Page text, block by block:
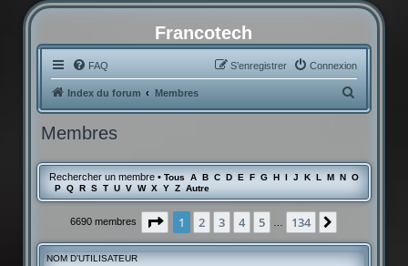
Francotech
FAQ Connexion
S’enregistrer
Index du forum Membres
e
e
r
h
Membres
Rechercher un membre• Tous A B C D E F G H J K L M N
O
P Q R S T U V W X Y Z Autre
6690 membres Page 1sur134
1 2 3 4 5 … 134
NOM D’UTILISATEUR